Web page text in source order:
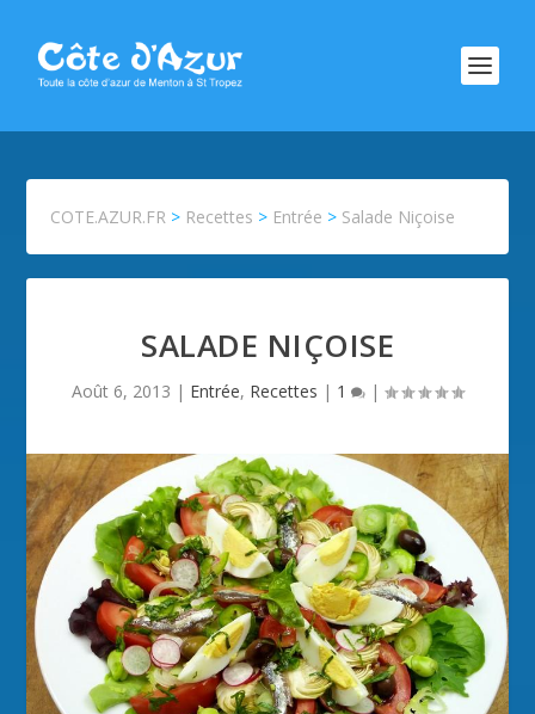
COTE.AZUR.FR > Recettes > Entrée > Salade Niçoise
SALADE NIÇOISE
Août 6, 2013 | Entrée, Recettes | 1 |